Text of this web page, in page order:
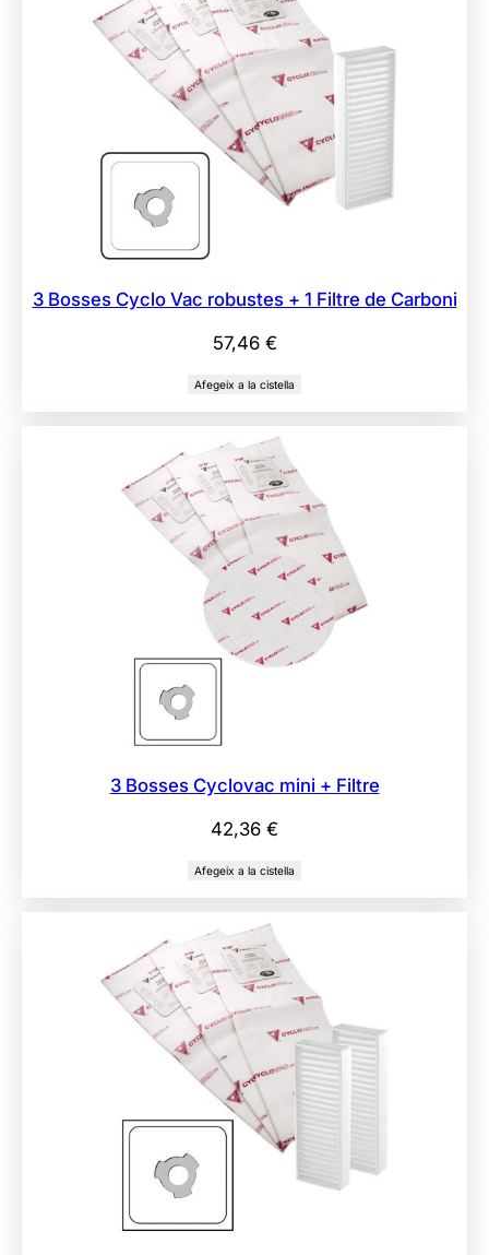
3 Bosses Cyclo Vac robustes + 1 Filtre de Carboni
57,46 €
Afegeix a la cistella
3 Bosses Cyclovac mini + Filtre
42,36 €
Afegeix a la cistella